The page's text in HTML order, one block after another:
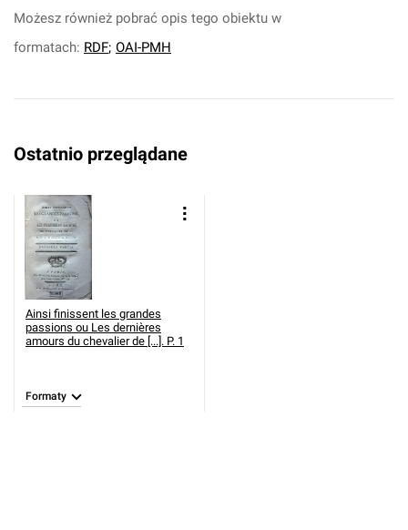
Możesz również pobrać opis tego obiektu w
formatach: RDF; OAI-PMH
Ostatnio przeglądane
Ainsi finissent les grandes
passions ou Les dernières
amours du chevalier de [...]. P. 1
Formaty